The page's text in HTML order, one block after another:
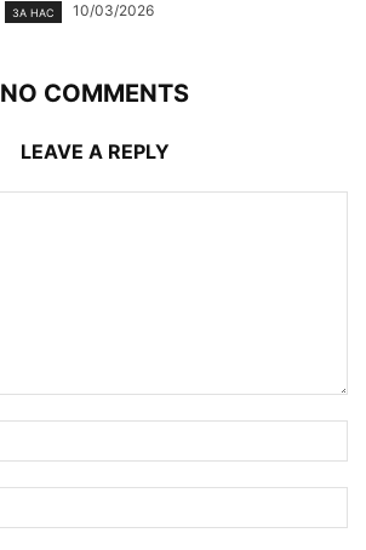
ЗА НАС 10/03/2026
NO COMMENTS
LEAVE A REPLY